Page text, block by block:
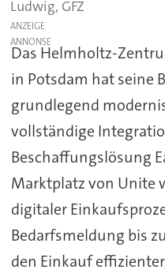
Ludwig, GFZ
ANZEIGE
Das Helmholtz-
in Potsdam hat seine
grundlegend
vollständige
Beschaffungslösung
Marktplatz von Unite
digitaler
Bedarfsmeldung bis
den Einkauf